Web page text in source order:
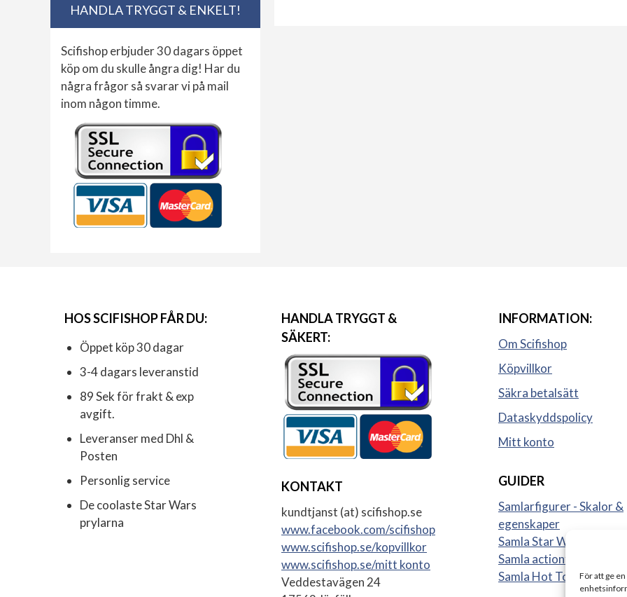
För att ge
HANDLA TRYGGT & ENKELT!
Scifishop erbjuder 30 dagars öppet
köp om du skulle ångra dig! Har du
några frågor så svarar vi på mail
inom någon timme.
HOS SCIFISHOP FÅR DU:
Öppet köp 30 dagar
3-4 dagars leveranstid
89 Sek för frakt & exp
avgift.
Leveranser med Dhl &
Posten
Personlig service
De coolaste Star Wars
prylarna
HANDLA TRYGGT &
SÄKERT:
KONTAKT
kundtjanst (at) scifishop.se
www.facebook.com/scifishop
www.scifishop.se/kopvillkor
www.scifishop.se/mitt konto
Veddestavägen 24
INFORMATION:
Om Scifishop
Köpvillkor
Säkra betalsätt
Dataskyddspolicy
Mitt konto
GUIDER
Samlarfigurer - Skalor &
egenskaper
Samla Star Wars figurer
Samla actionfigurer
Samla Hot Toys